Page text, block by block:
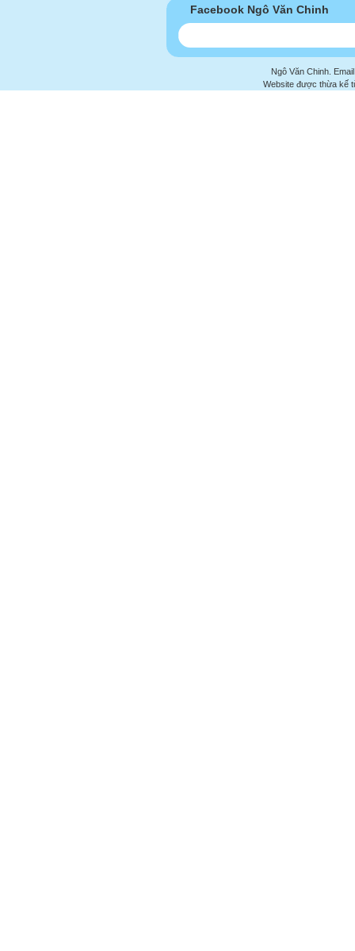
Facebook Ngô Văn Chinh
Ngô Văn Chinh.
Website được thừa kế